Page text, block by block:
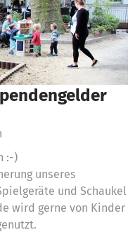
:-)
unseres
und Schaukel
wird gerne von Kinder